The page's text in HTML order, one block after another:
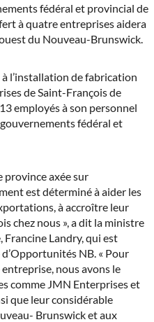
fédéral et provincial de
à quatre entreprises aidera
du Nouveau-Brunswick.
à l’installation de fabrication
de Saint-François de
employés à son personnel
fédéral et
province axée sur
est déterminé à aider les
à accroître leur
chez nous », a dit la ministre
Landry, qui est
NB. « Pour
nous avons le
comme JMN Enterprises et
que leur considérable
Brunswick et aux